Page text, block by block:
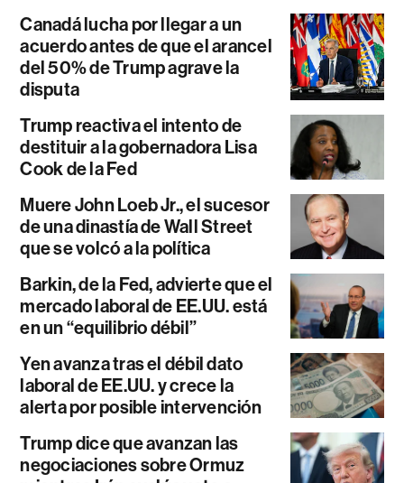
Canadá lucha por llegar a un
acuerdo antes de que el arancel
del 50% de Trump agrave la
disputa
Trump reactiva el intento de
destituir a la gobernadora Lisa
Cook de la Fed
Muere John Loeb Jr., el sucesor
de una dinastía de Wall Street
que se volcó a la política
Barkin, de la Fed, advierte que el
mercado laboral de EE.UU. está
en un “equilibrio débil”
Yen avanza tras el débil dato
laboral de EE.UU. y crece la
alerta por posible intervención
Trump dice que avanzan las
negociaciones sobre Ormuz